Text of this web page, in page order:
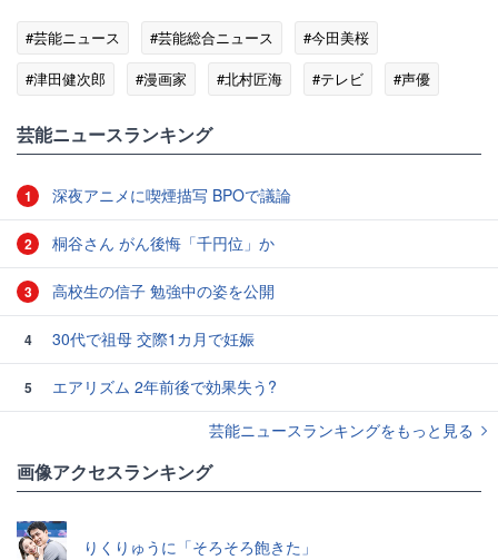
#芸能ニュース #芸能総合ニュース
#今田美桜
#津田健次郎
#漫画家 #北村匠海 #テレビ
#声優
芸能ニュースランキング
1 深夜アニメに喫煙描写 BPOで議論
2 桐谷さん がん後悔「千円位」か
3 高校生の信子 勉強中の姿を公開
4 30代で祖母 交際1カ月で妊娠
5
エアリズム 2年前後で効果失う?
芸能ニュースランキングをもっと見る
画像アクセスランキング
りくりゅうに「そろそろ飽きた」